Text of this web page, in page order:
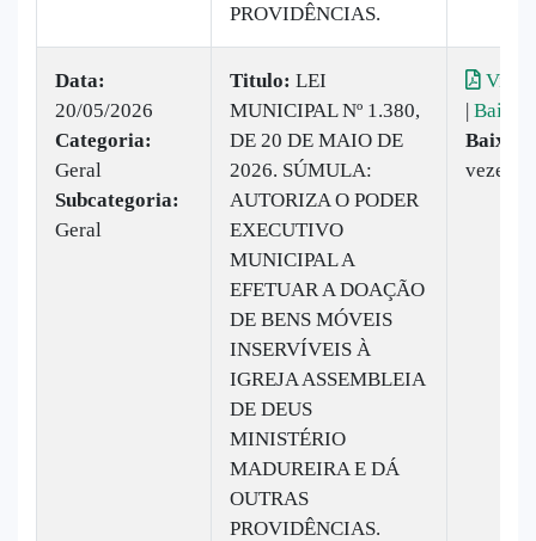
PROVIDÊNCIAS.
Data:
20/05/2026
Categoria:
Geral
Subcategoria:
Geral
Titulo: LEI
MUNICIPAL Nº 1.380,
DE 20 DE MAIO DE
2026. SÚMULA:
AUTORIZA O PODER
EXECUTIVO
MUNICIPAL A
EFETUAR A DOAÇÃO
DE BENS MÓVEIS
INSERVÍVEIS À
IGREJA ASSEMBLEIA
DE DEUS
MINISTÉRIO
MADUREIRA E DÁ
OUTRAS
PROVIDÊNCIAS.
| Baixar
vezes